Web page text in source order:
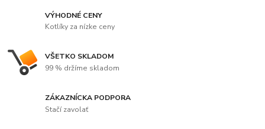
VÝHODNÉ CENY
Kotlíky za nízke ceny
VŠETKO SKLADOM
99 % držíme skladom
ZÁKAZNÍCKA PODPORA
Stačí zavolať